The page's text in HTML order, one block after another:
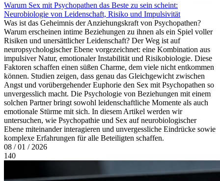
Warum Sex mit Psychopathen das Beste zu sein scheint:
Neurobiologie von Leidenschaft, Risiko und Impulsivität
Was ist das Geheimnis der Anziehungskraft von Psychopathen?
Warum erscheinen intime Beziehungen zu ihnen als ein Spiel voller
Risiken und unersättlicher Leidenschaft? Der Weg ist auf
neuropsychologischer Ebene vorgezeichnet: eine Kombination aus
impulsiver Natur, emotionaler Instabilität und Risikobiologie. Diese
Faktoren schaffen einen süßen Charme, dem viele nicht entkommen
können. Studien zeigen, dass genau das Gleichgewicht zwischen
Angst und vorübergehender Euphorie den Sex mit Psychopathen so
unvergesslich macht. Die Psychologie von Beziehungen mit einem
solchen Partner bringt sowohl leidenschaftliche Momente als auch
emotionale Stürme mit sich. In diesem Artikel werden wir
untersuchen, wie Psychopathie und Sex auf neurobiologischer
Ebene miteinander interagieren und unvergessliche Eindrücke sowie
komplexe Erfahrungen für alle Beteiligten schaffen.
08 / 01 / 2026
140